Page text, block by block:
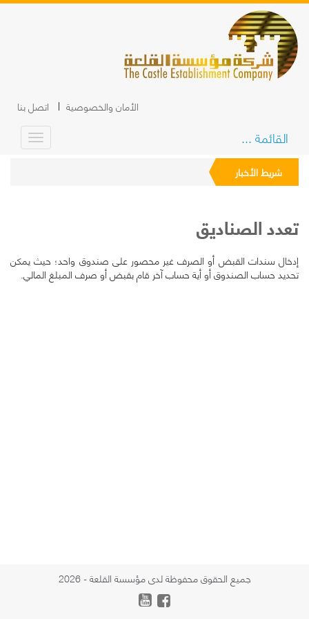
الأمان والخصوصية اتصل بنا
القائمة ...
شريط الأخبار
تعدد الصناديق
إدخال سندات القبض أو الصرف غير محصور على صندوق واحد؛ حيث يمكن
تحديد حساب الصندوق أو أية حساب آخر قام بقبض أو صرف المبلغ المالي.
جميع الحقوق محفوظة لدى مؤسسة القلعة - 2026